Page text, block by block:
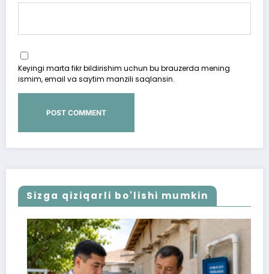
Keyingi marta fikr bildirishim uchun bu brauzerda mening
ismim, email va saytim manzili saqlansin.
Sizga qiziqarli bo'lishi mumkin